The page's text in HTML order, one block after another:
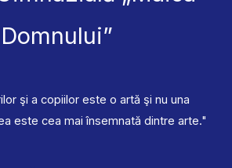
Domnului”
şi a copiilor este o artă şi nu una
este cea mai însemnată dintre arte."